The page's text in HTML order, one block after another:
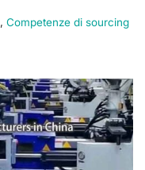
, Competenze di sourcing